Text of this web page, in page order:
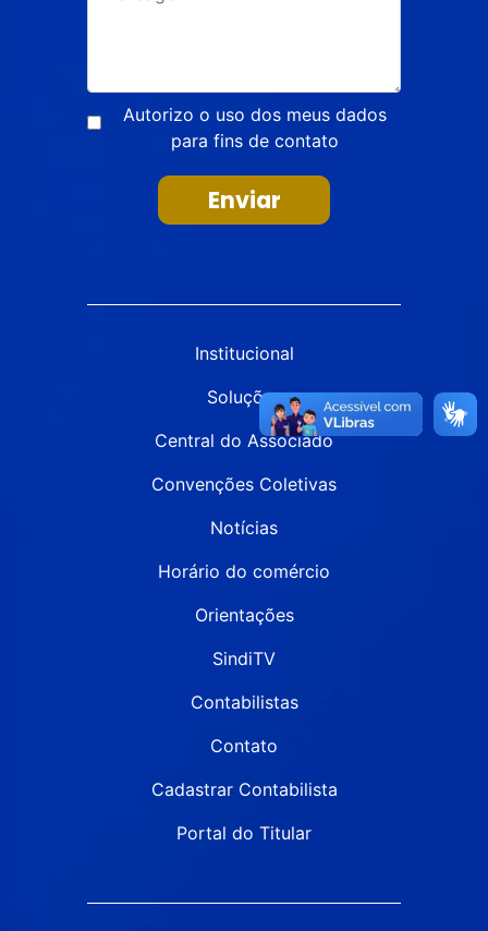
Autorizo o uso dos meus dados
para fins de contato
Enviar
Institucional
Soluções
Central do Associado
Convenções Coletivas
Notícias
Horário do comércio
Orientações
SindiTV
Contabilistas
Contato
Cadastrar Contabilista
Portal do Titular